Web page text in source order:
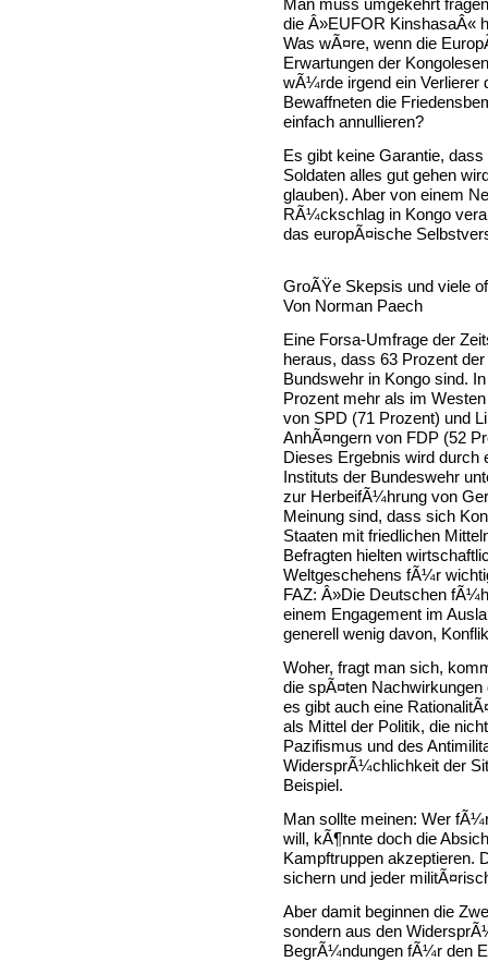
Man muss umgekehrt
die Â»EUFOR KinshasaÂ«
Was wÃ¤re, wenn die
Erwartungen der
wÃ¼rde irgend ein Verlierer
Bewaffneten die
einfach annullieren?
Es gibt keine Garantie,
Soldaten alles gut gehen
glauben). Aber von einem
RÃ¼ckschlag in Kongo
das europÃ¤ische
GroÃŸe Skepsis und viele
Von Norman Paech
Eine Forsa-Umfrage der
heraus, dass 63 Prozent
Bundswehr in Kongo sind.
Prozent mehr als im
von SPD (71 Prozent) und
AnhÃ¤ngern von FDP (52
Dieses Ergebnis wird durch
Instituts der Bundeswehr
zur HerbeifÃ¼hrung von
Meinung sind, dass sich
Staaten mit friedlichen
Befragten hielten
Weltgeschehens fÃ¼r
FAZ: Â»Die Deutschen
einem Engagement im
generell wenig davon,
Woher, fragt man sich,
die spÃ¤ten
es gibt auch eine
als Mittel der Politik, die
Pazifismus und des
WidersprÃ¼chlichkeit der
Beispiel.
Man sollte meinen: Wer
will, kÃ¶nnte doch die
Kampftruppen akzeptieren.
sichern und jeder
Aber damit beginnen die
sondern aus den
BegrÃ¼ndungen fÃ¼r den